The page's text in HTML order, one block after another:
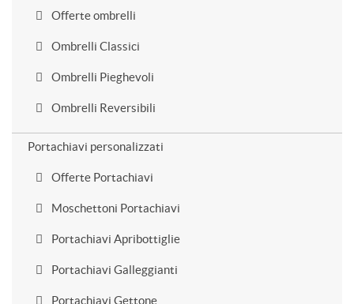
Offerte ombrelli
Ombrelli Classici
Ombrelli Pieghevoli
Ombrelli Reversibili
Portachiavi personalizzati
Offerte Portachiavi
Moschettoni Portachiavi
Portachiavi Apribottiglie
Portachiavi Galleggianti
Portachiavi Gettone